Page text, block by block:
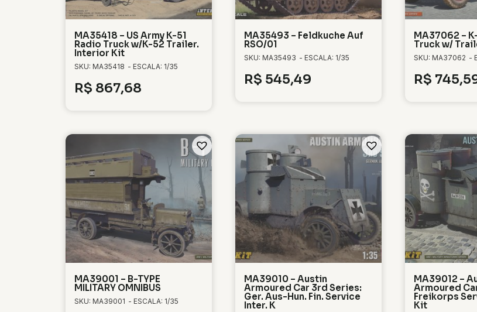
MA35418 – US Army K-51
Radio Truck w/K-52 Trailer.
Interior Kit
SKU: MA35418 - ESCALA: 1/35
R$ 867,68
MA35493 – Feldkuche Auf
RSO/01
SKU: MA35493 - ESCALA: 1/35
R$ 545,49
MA37062 –
Truck w/
SKU: MA37062 -
R$
MA39001 – B-TYPE
MILITARY OMNIBUS
SKU: MA39001 - ESCALA: 1/35
MA39010 – Austin
Armoured Car 3rd Series:
Ger. Aus-Hun. Fin. Service
Inter. K
MA39012 –
Armoured
Freikorps
Kit